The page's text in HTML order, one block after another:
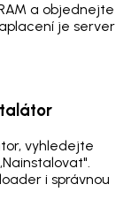
a objednejte
je server
vyhledejte
i správnou